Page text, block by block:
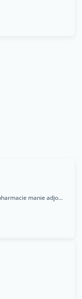
abidjan yopouguon ananerai face de la pharmacie manie adjoua